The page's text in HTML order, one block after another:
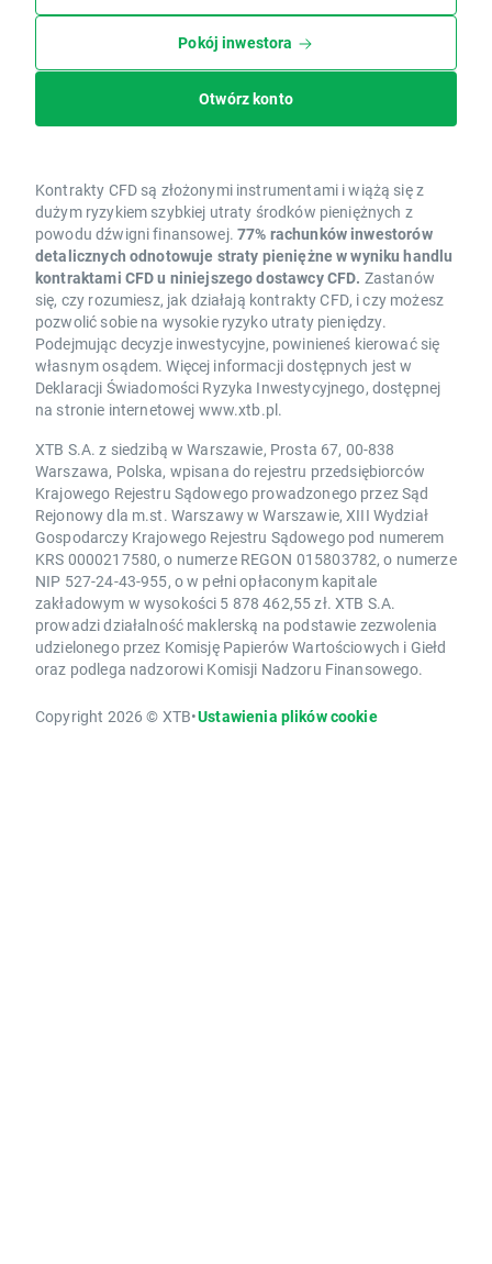
Pokój inwestora
Otwórz konto
Kontrakty CFD są złożonymi instrumentami i wiążą się z
dużym ryzykiem szybkiej utraty środków pieniężnych z
powodu dźwigni finansowej. 77% rachunków inwestorów
detalicznych odnotowuje straty pieniężne w wyniku handlu
kontraktami CFD u niniejszego dostawcy CFD. Zastanów
się, czy rozumiesz, jak działają kontrakty CFD, i czy możesz
pozwolić sobie na wysokie ryzyko utraty pieniędzy.
Podejmując decyzje inwestycyjne, powinieneś kierować się
własnym osądem. Więcej informacji dostępnych jest w
Deklaracji Świadomości Ryzyka Inwestycyjnego, dostępnej
na stronie internetowej www.xtb.pl.
XTB S.A. z siedzibą w Warszawie, Prosta 67, 00-838
Warszawa, Polska, wpisana do rejestru przedsiębiorców
Krajowego Rejestru Sądowego prowadzonego przez Sąd
Rejonowy dla m.st. Warszawy w Warszawie, XIII Wydział
Gospodarczy Krajowego Rejestru Sądowego pod numerem
KRS 0000217580, o numerze REGON 015803782, o numerze
NIP 527-24-43-955, o w pełni opłaconym kapitale
zakładowym w wysokości 5 878 462,55 zł. XTB S.A.
prowadzi działalność maklerską na podstawie zezwolenia
udzielonego przez Komisję Papierów Wartościowych i Giełd
oraz podlega nadzorowi Komisji Nadzoru Finansowego.
Copyright 2026 © XTB•Ustawienia plików cookie